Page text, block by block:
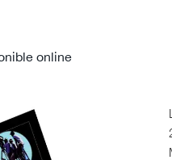
online